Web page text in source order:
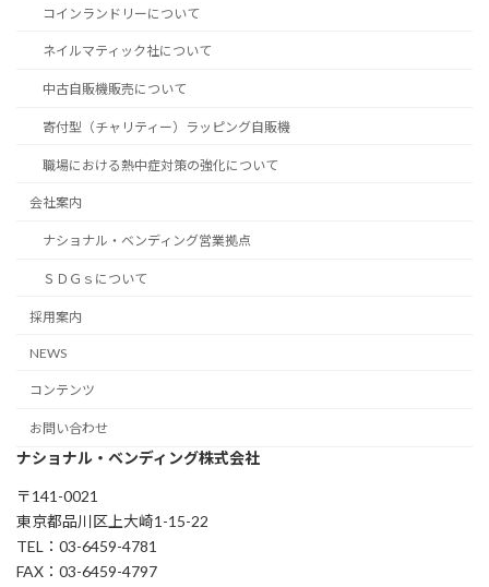
コインランドリーについて
ネイルマティック社について
中古自販機販売について
寄付型（チャリティー）ラッピング自販機
職場における熱中症対策の強化について
会社案内
ナショナル・ベンディング営業拠点
ＳＤＧｓについて
採用案内
NEWS
コンテンツ
お問い合わせ
ナショナル・ベンディング株式会社
〒141-0021
東京都品川区上大崎1-15-22
TEL：03-6459-4781
FAX：03-6459-4797